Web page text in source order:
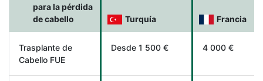
para la pérdida
de cabello
Turquía Francia
Trasplante de
Cabello FUE
Desde 1 500 € 4 000 €